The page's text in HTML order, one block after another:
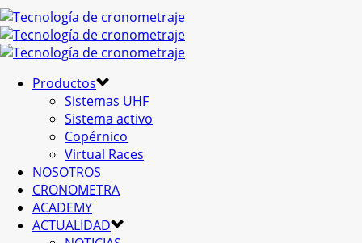
Productos
Sistemas UHF
Sistema activo
Copérnico
Virtual Races
NOSOTROS
CRONOMETRA
ACADEMY
ACTUALIDAD